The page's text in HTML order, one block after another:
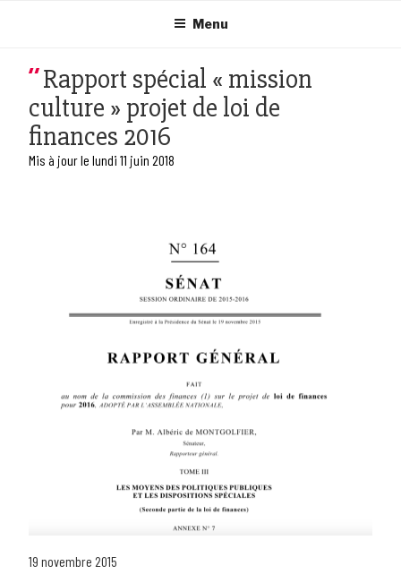
Menu
Rapport spécial « mission
culture » projet de loi de
finances 2016
Mis à jour le lundi 11 juin 2018
19 novembre 2015